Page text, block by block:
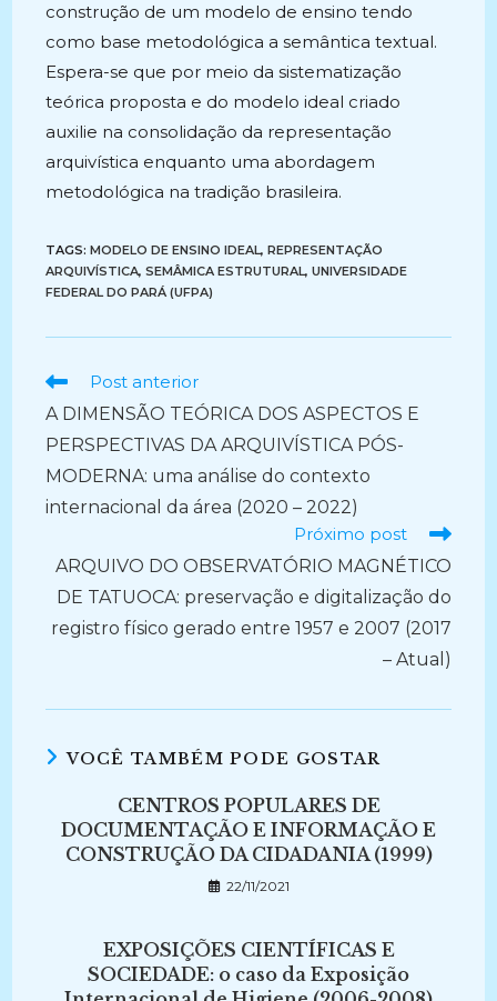
construção de um modelo de ensino tendo
como base metodológica a semântica textual.
Espera-se que por meio da sistematização
teórica proposta e do modelo ideal criado
auxilie na consolidação da representação
arquivística enquanto uma abordagem
metodológica na tradição brasileira.
TAGS:MODELO DE ENSINO IDEAL, REPRESENTAÇÃO
ARQUIVÍSTICA, SEMÂMICA ESTRUTURAL, UNIVERSIDADE
FEDERAL DO PARÁ (UFPA)
Ler
artigos
Post anterior
A DIMENSÃO TEÓRICA DOS ASPECTOS E
PERSPECTIVAS DA ARQUIVÍSTICA PÓS-
MODERNA: uma análise do contexto
internacional da área (2020 – 2022)
Próximo post
ARQUIVO DO OBSERVATÓRIO MAGNÉTICO
DE TATUOCA: preservação e digitalização do
registro físico gerado entre 1957 e 2007 (2017
– Atual)
VOCÊ TAMBÉM PODE GOSTAR
CENTROS POPULARES DE
DOCUMENTAÇÃO E INFORMAÇÃO E
CONSTRUÇÃO DA CIDADANIA (1999)
22/11/2021
EXPOSIÇÕES CIENTÍFICAS E
SOCIEDADE: o caso da Exposição